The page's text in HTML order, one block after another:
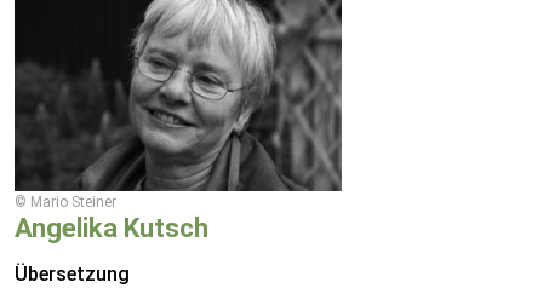
© Mario Steiner
Angelika Kutsch
Übersetzung